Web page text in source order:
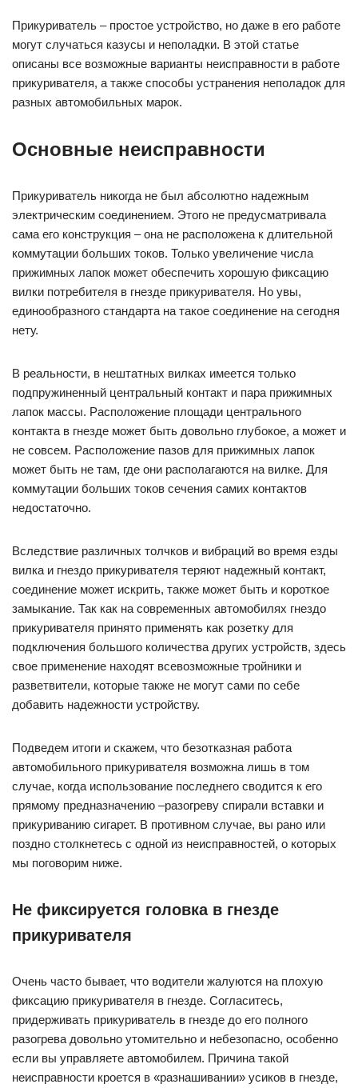
В реальности, в нештатных вилках имеется только
подпружиненный центральный контакт и пара прижимных
лапок массы. Расположение площади центрального
контакта в гнезде может быть довольно глубокое, а может и
может быть не там, где они располагаются на вилке. Для
коммутации больших токов сечения самих контактов
Вследствие различных толчков и вибраций во время езды
вилка и гнездо прикуривателя теряют надежный контакт,
соединение может искрить, также может быть и короткое
замыкание. Так как на современных автомобилях гнездо
прикуривателя принято применять как розетку для
подключения большого количества других устройств, здесь
свое применение находят всевозможные тройники и
добавить надежности устройству.
Подведем итоги и скажем, что безотказная работа
автомобильного прикуривателя возможна лишь в том
случае, когда использование последнего сводится к его
прямому предназначению –разогреву спирали вставки и
прикуриванию сигарет. В противном случае, вы рано или
поздно столкнетесь с одной из неисправностей, о которых
Не фиксируется головка в гнезде
прикуривателя
Очень часто бывает, что водители жалуются на плохую
фиксацию прикуривателя в гнезде. Согласитесь,
придерживать прикуриватель в гнезде до его полного
разогрева довольно утомительно и небезопасно, особенно
неисправности кроется в «разнашивании» усиков в гнезде,
после чего они просто перестают держать прикуриватель.
Устраняется такая проблема довольно легко: вам
необходимо немножко подогнуть усики.
Перегорела спираль головки
может послужить перегорание спирали на самом
поможет замена головки прикуривателя на новую. Если вы
не можете найти нужную деталь, вы можете
самостоятельно провести несложный ремонт – очистить
спиральку головки от нагара и копоти.
Если следовать правилам, спираль стандартного